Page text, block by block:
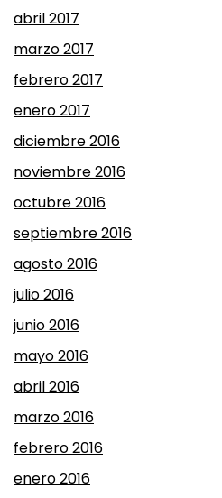
abril 2017
marzo 2017
febrero 2017
enero 2017
diciembre 2016
noviembre 2016
octubre 2016
septiembre 2016
agosto 2016
julio 2016
junio 2016
mayo 2016
abril 2016
marzo 2016
febrero 2016
enero 2016